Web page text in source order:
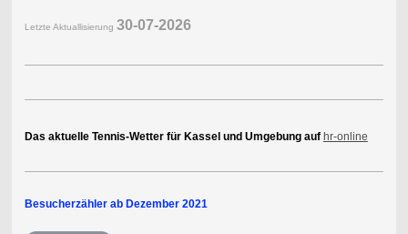
Letzte Aktuallisierung 30-07-2026
Das aktuelle Tennis-Wetter für Kassel und Umgebung auf hr-online
Besucherzähler ab Dezember 2021